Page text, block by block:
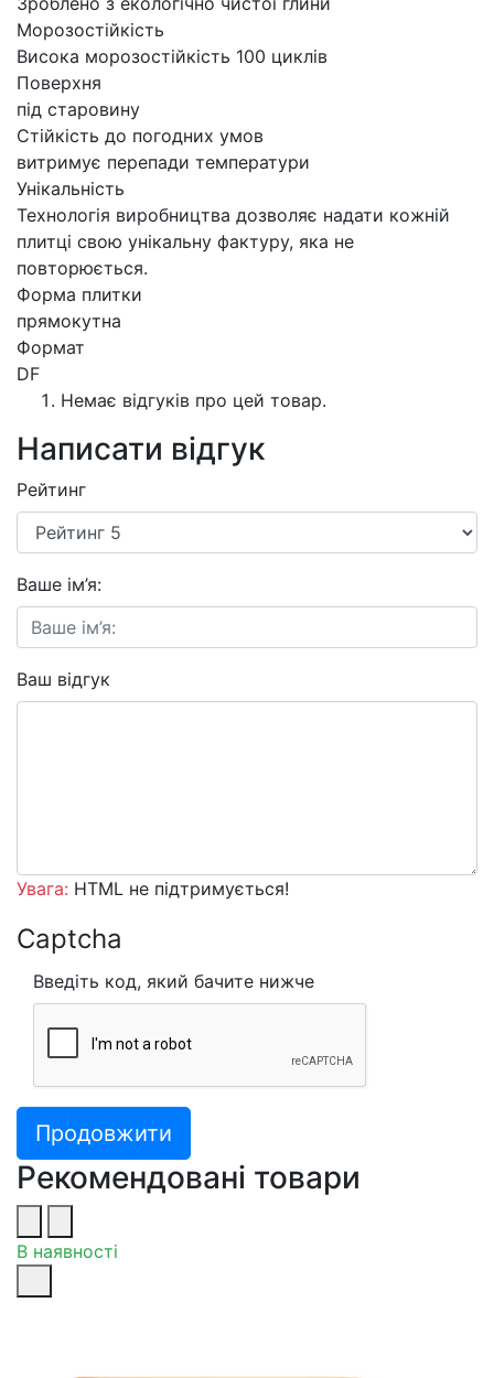
Морозостійкість
Висока морозостійкість 100 циклів
Поверхня
під старовину
Стійкість до погодних умов
витримує перепади температури
Унікальність
Технологія виробництва дозволяє надати кожній
плитці свою унікальну фактуру, яка не
повторюється.
Форма плитки
прямокутна
Формат
DF
Немає відгуків про цей товар.
Написати відгук
Рейтинг
Ваше ім’я:
Ваш відгук
Увага: HTML не підтримується!
Captcha
Введіть код, який бачите нижче
Продовжити
Рекомендовані товари
В наявності